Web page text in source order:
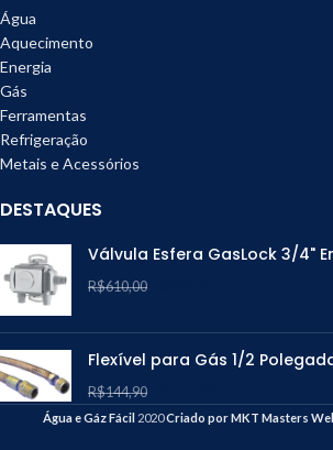
Água
Aquecimento
Energia
Gás
Ferramentas
Refrigeração
Metais e Acessórios
DESTAQUES
Válvula Esfera GasLock 3/4"
R$610,00
Flexível para Gás 1/2
R$144,90
Água e Gáz Fácil 2020Criado por MKT Masters